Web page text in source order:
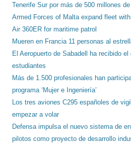
Tenerife Sur por más de 500 millones
Armed Forces of Malta expand fleet
Air 360ER for maritime patrol
Mueren en Francia 11 personas al
El Aeropuerto de Sabadell ha recibido
estudiantes
Más de 1.500 profesionales han
programa ‘Mujer e Ingeniería’
Los tres aviones C295 españoles de
empezar a volar
Defensa impulsa el nuevo sistema de
pilotos como proyecto de desarrollo